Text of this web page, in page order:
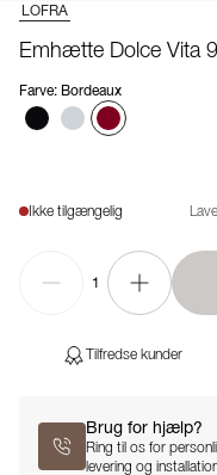
LOFRA
Emhætte Dolce Vita
Farve: Bordeaux
Ikke tilgængelig
1
Tilfredse kunder
Brug for hjælp?
Ring til os for
levering og